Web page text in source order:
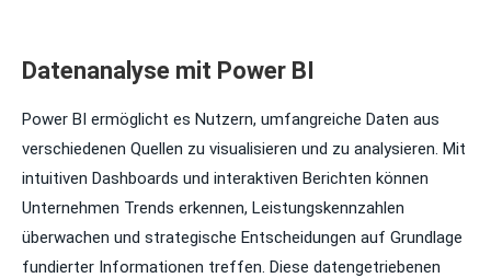
Datenanalyse mit Power BI
Power BI ermöglicht es Nutzern, umfangreiche Daten aus
verschiedenen Quellen zu visualisieren und zu analysieren. Mit
intuitiven Dashboards und interaktiven Berichten können
Unternehmen Trends erkennen, Leistungskennzahlen
überwachen und strategische Entscheidungen auf Grundlage
fundierter Informationen treffen. Diese datengetriebenen